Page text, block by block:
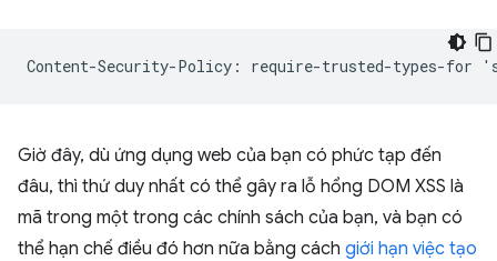
Giờ đây, dù ứng dụng web của bạn có phức tạp đến
đâu, thì thứ duy nhất có thể gây ra lỗ hổng DOM XSS là
mã trong một trong các chính sách của bạn, và bạn có
thể hạn chế điều đó hơn nữa bằng cách giới hạn việc tạo